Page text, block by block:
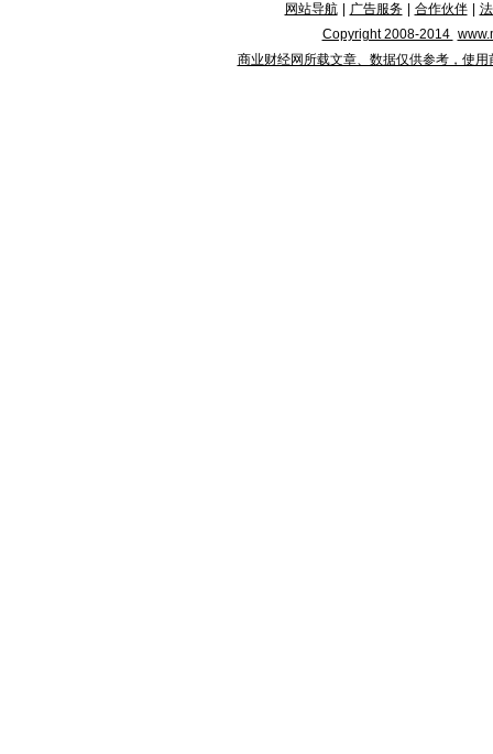
网站导航 广告服务 合作伙伴
Copyright 2008-2014
商业财经网所载文章、数据仅供参考，使